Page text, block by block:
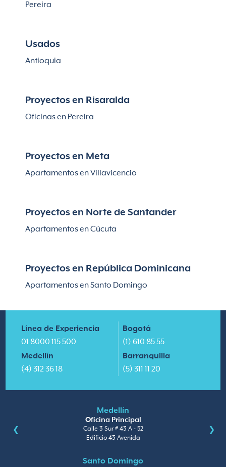
Pereira
Usados
Antioquia
Proyectos en Risaralda
Oficinas en Pereira
Proyectos en Meta
Apartamentos en Villavicencio
Proyectos en Norte de Santander
Apartamentos en Cúcuta
Proyectos en República Dominicana
Apartamentos en Santo Domingo
Línea de Experiencia
01 8000 115 500
Medellín
(4) 312 36 18
Bogotá
(1) 610 85 55
Barranquilla
(5) 311 11 20
Medellín
Oficina Principal
Calle 3 Sur # 43 A - 52
Edificio 43 Avenida
Santo Domingo